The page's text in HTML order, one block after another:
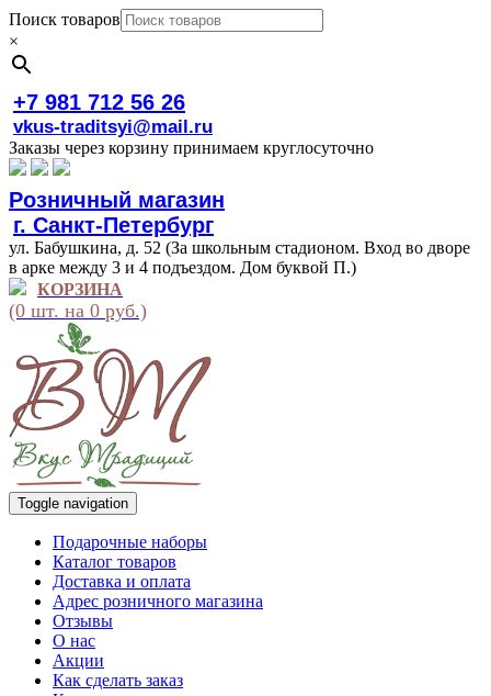
Поиск товаров
×
+7 981 712 56 26
vkus-traditsyi@mail.ru
Заказы через корзину принимаем круглосуточно
Розничный магазин
г. Санкт-Петербург
ул. Бабушкина, д. 52 (За школьным стадионом. Вход во дворе
в арке между 3 и 4 подъездом. Дом буквой П.)
КОРЗИНА
(0 шт. на 0 руб.)
Toggle navigation
Подарочные наборы
Каталог товаров
Доставка и оплата
Адрес розничного магазина
Отзывы
О нас
Акции
Как сделать заказ